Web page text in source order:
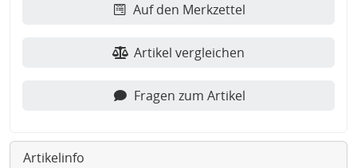
Auf den Merkzettel
Artikel vergleichen
Fragen zum Artikel
Artikelinfo